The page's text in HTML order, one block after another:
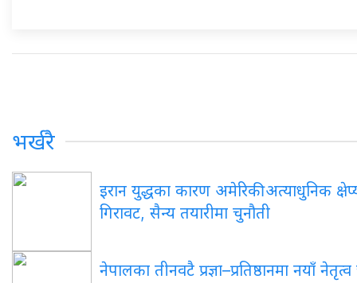
भर्खरै
इरान युद्धका कारण अमेरिकी अत्याधुनिक
गिरावट, सैन्य तयारीमा चुनौती
नेपालका तीनवटै प्रज्ञा–प्रतिष्ठानमा नयाँ